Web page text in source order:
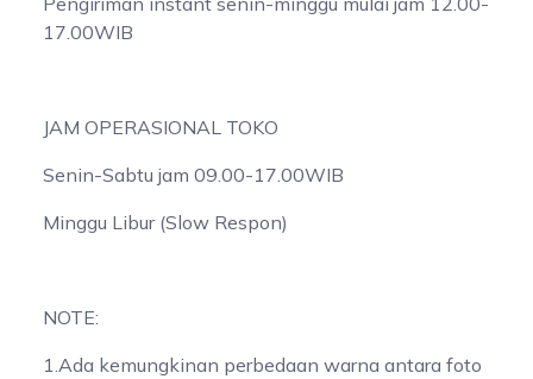
17.00WIB
JAM OPERASIONAL TOKO
Senin-Sabtu jam 09.00-17.00WIB
Minggu Libur (Slow Respon)
NOTE:
1.Ada kemungkinan perbedaan warna antara foto